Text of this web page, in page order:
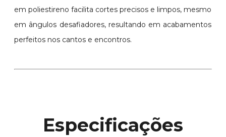
em poliestireno facilita cortes precisos e limpos, mesmo
em ângulos desafiadores, resultando em acabamentos
perfeitos nos cantos e encontros.
Especificações